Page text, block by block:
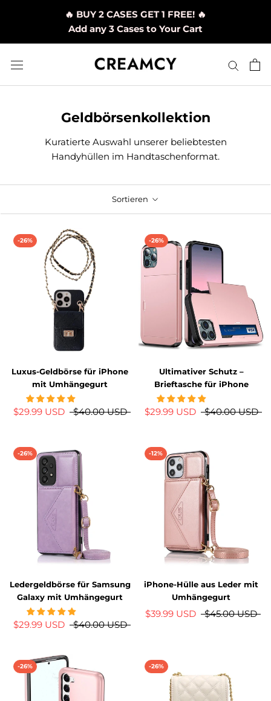
🔥 BUY 2 CASES GET 1 FREE! 🔥
Add any 3 Cases to Your Cart
Geldbörsenkollektion
Kuratierte Auswahl unserer beliebtesten
Handyhüllen im Handtaschenformat.
Sortieren
-26%
Luxus-Geldbörse für iPhone
mit Umhängegurt
$29.99 USD $40.00 USD
-26%
Ultimativer Schutz –
Brieftasche für iPhone
$29.99 USD $40.00 USD
-26%
Ledergeldbörse für Samsung
Galaxy mit Umhängegurt
$29.99 USD $40.00 USD
-12%
iPhone-Hülle aus Leder mit
Umhängegurt
$39.99 USD $45.00 USD
-26% -26%